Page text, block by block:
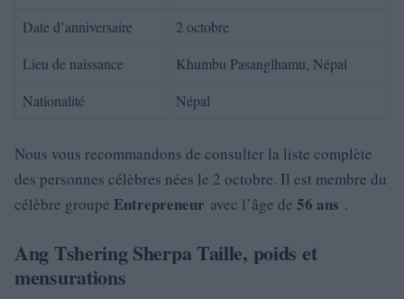
Date d’anniversaire
2 octobre
Lieu de naissance
Khumbu Pasanglhamu, Népal
Nationalité
Népal
Nous vous recommandons de consulter la liste complète
des personnes célèbres nées le 2 octobre. Il est membre du
célèbre groupe Entrepreneur avec l’âge de 56 ans .
Ang Tshering Sherpa Taille, poids et
mensurations